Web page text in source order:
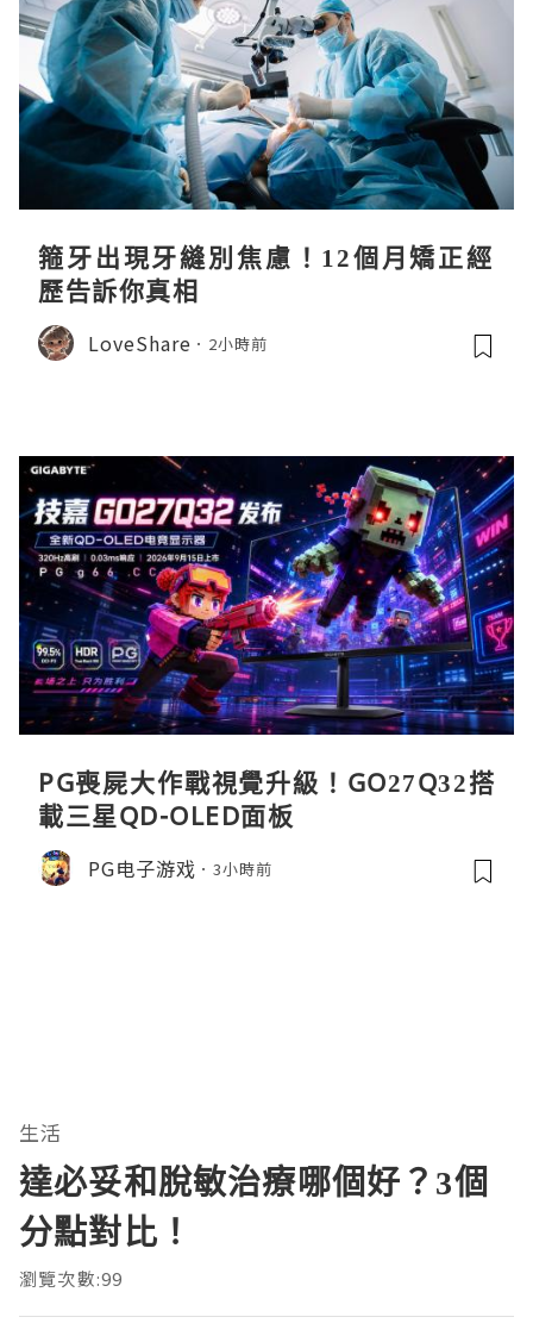
箍牙出現牙縫別焦慮！12個月矯正經
歷告訴你真相
LoveShare 2小時前
PG喪屍大作戰視覺升級！GO27Q32搭
載三星QD-OLED面板
PG电子游戏 3小時前
生活
達必妥和脫敏治療哪個好？3個
分點對比！
瀏覽次數:99